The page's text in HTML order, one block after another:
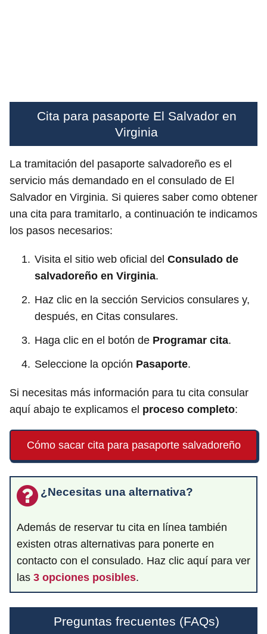
Cita para pasaporte El Salvador en
Virginia
La tramitación del pasaporte salvadoreño es el
servicio más demandado en el consulado de El
Salvador en Virginia. Si quieres saber como obtener
una cita para tramitarlo, a continuación te indicamos
los pasos necesarios:
Visita el sitio web oficial del Consulado de
salvadoreño en Virginia.
Haz clic en la sección Servicios consulares y,
después, en Citas consulares.
Haga clic en el botón de Programar cita.
Seleccione la opción Pasaporte.
Si necesitas más información para tu cita consular
aquí abajo te explicamos el proceso completo:
Cómo sacar cita para pasaporte salvadoreño
¿Necesitas una alternativa?
Además de reservar tu cita en línea también
existen otras alternativas para ponerte en
contacto con el consulado. Haz clic aquí para ver
las 3 opciones posibles.
Preguntas frecuentes (FAQs)